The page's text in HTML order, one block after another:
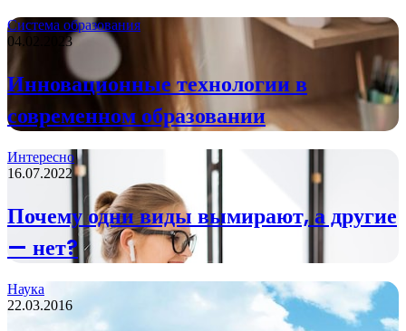
Система образования
04.02.2023
Инновационные технологии в
современном образовании
Интересно
16.07.2022
Почему одни виды вымирают, а другие
— нет?
Наука
22.03.2016